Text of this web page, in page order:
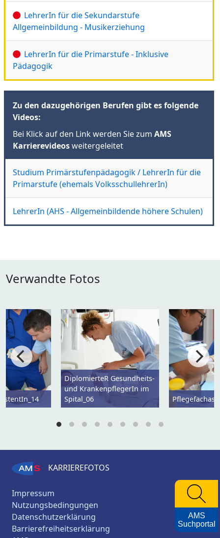
LehrerIn für die Sekundarstufe
Allgemeinbildung - Musikerziehung
LehrerIn für die Primarstufe - Inklusive
Pädagogik
Zu den dazugehörigen Berufen gibt es folgende
Videos:
Bei Klick auf den Link werden Sie zum AMS
Karrierevideosweitergeleitet
Studium Primärstufenpädagogik / LehrerIn für die
Primarstufe (ehemals VolksschullehrerIn)
LehrerIn (AHS - Allgemeinbildende höhere Schulen)
Verwandte Fotos
DiplomierteR Gesundheits-
und KrankenpflegerIn im
Spital_06
KARRIEREFOTOS
Impressum
Nutzungsbedingungen
Datenschutzerklärung
Barrierefreiheitserklärung
AMS
Suchportal